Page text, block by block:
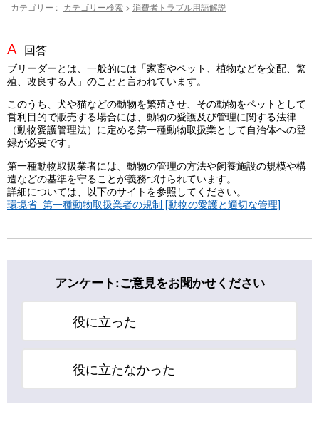
カテゴリー : カテゴリー検索 > 消費者トラブル用語解説
回答
ブリーダーとは、一般的には「家畜やペット、植物などを交配、繁
殖、改良する人」のことと言われています。
このうち、犬や猫などの動物を繁殖させ、その動物をペットとして
営利目的で販売する場合には、動物の愛護及び管理に関する法律
（動物愛護管理法）に定める第一種動物取扱業として自治体への登
録が必要です。
第一種動物取扱業者には、動物の管理の方法や飼養施設の規模や構
造などの基準を守ることが義務づけられています。
詳細については、以下のサイトを参照してください。
環境省_第一種動物取扱業者の規制 [動物の愛護と適切な管理]
アンケート:ご意見をお聞かせください
役に立った
役に立たなかった